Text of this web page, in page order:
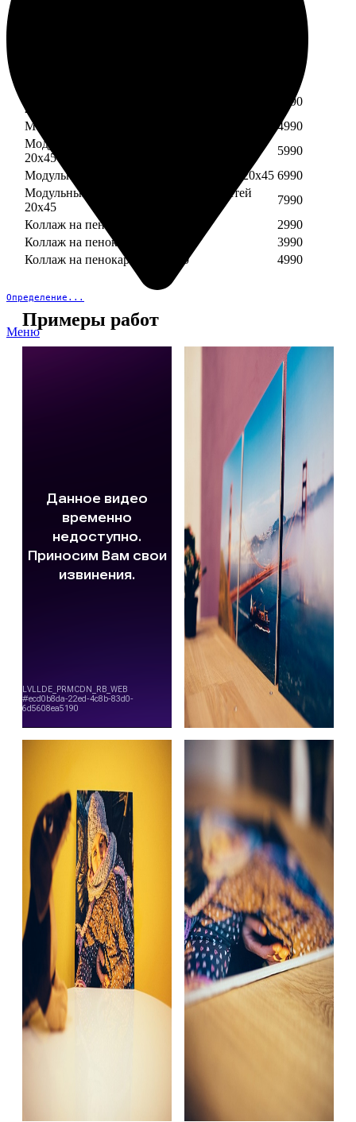
Определение...
Меню
2990
20х45
3990
Модульный пенокартон из пяти частей 20х45
4990
Модульный пенокартон из шести частей
20х45
5990
Модульный пенокартон из семи частей 20х45 6990
Модульный пенокартон из восьми частей
20х45
7990
Коллаж на пенокартоне 30х30
2990
Коллаж на пенокартоне 30х60
3990
Коллаж на пенокартоне 30х90
4990
Примеры работ